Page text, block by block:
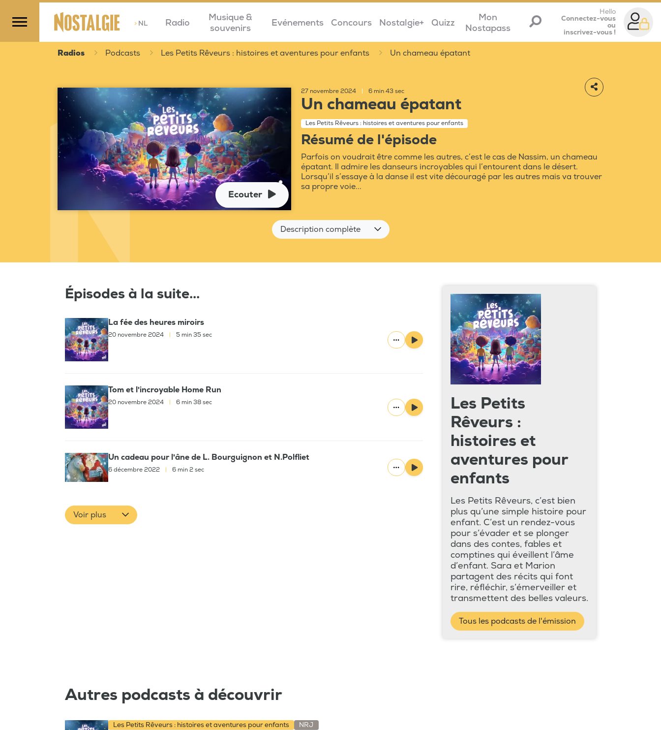
>NL Radio
Musique &
souvenirs
Evénements Concours Nostalgie+ Quizz
Mon
Nostapass
Hello
Connectez-vous
ou
inscrivez-vous !
Radios Podcasts Les Petits Rêveurs : histoires et aventures pour enfants Un chameau épatant
Ecouter
27 novembre 2024 6 min 43 sec
Un chameau épatant
Les Petits Rêveurs : histoires et aventures pour enfants
Résumé de l'épisode
Parfois on voudrait être comme les autres, c’est le cas de Nassim, un chameau
épatant. Il admire les danseurs incroyables qui l’entourent dans le désert.
Lorsqu’il s’essaye à la danse il est vite découragé par les autres mais va trouver
sa propre voie...
Description complète
Épisodes à la suite...
La fée des heures miroirs
20 novembre 2024 5 min 35 sec
Tom et l'incroyable Home Run
20 novembre 2024 6 min 38 sec
Un cadeau pour l'âne de L. Bourguignon et N.Polfliet
6 décembre 2022 6 min 2 sec
Voir plus
Les Petits
Rêveurs :
histoires et
aventures pour
enfants
Les Petits Rêveurs, c’est bien
plus qu’une simple histoire pour
enfant. C’est un rendez-vous
pour s’évader et se plonger
dans des contes, fables et
comptines qui éveillent l’âme
d’enfant. Sara et Marion
partagent des récits qui font
rire, réfléchir, s’émerveiller et
transmettent des belles valeurs.
Tous les podcasts de l'émission
Autres podcasts à découvrir
Les Petits Rêveurs : histoires et aventures pour enfants NRJ